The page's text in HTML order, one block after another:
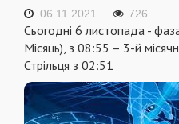
06.11.2021 726
Сьогодні 6 листопада -
Місяць), з 08:55 – 3-й
Стрільця з 02:51